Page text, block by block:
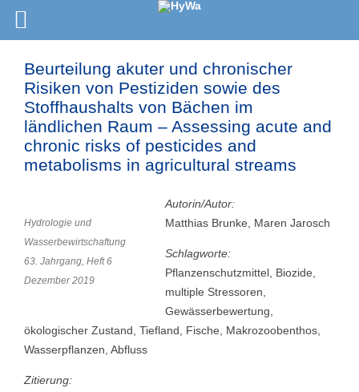
Beurteilung akuter und chronischer
Risiken von Pestiziden sowie des
Stoffhaushalts von Bächen im
ländlichen Raum – Assessing acute and
chronic risks of pesticides and
metabolisms in agricultural streams
Hydrologie und
Wasserbewirtschaftung
63. Jahrgang, Heft 6
Dezember 2019
Autorin/Autor:
Matthias Brunke, Maren Jarosch
Schlagworte:
Pflanzenschutzmittel, Biozide,
multiple Stressoren,
Gewässerbewertung,
ökologischer Zustand, Tiefland, Fische, Makrozoobenthos,
Wasserpflanzen, Abfluss
Zitierung: